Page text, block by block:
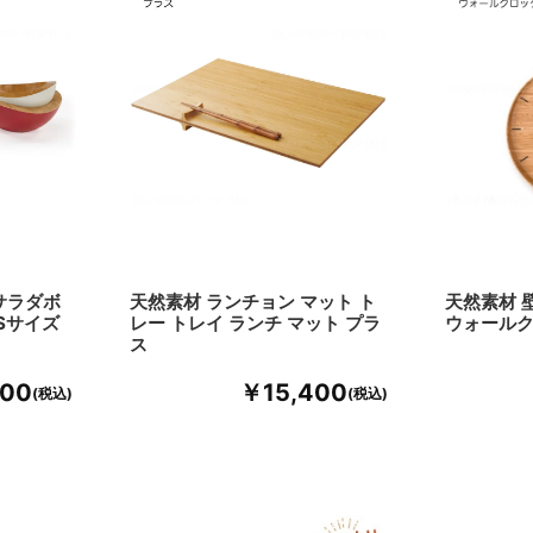
ラダボ
サイズ
天然素材 ランチョン マット ト
レー トレイ ランチ マット プラ
ス
￥15,400
天然素材
ウォール